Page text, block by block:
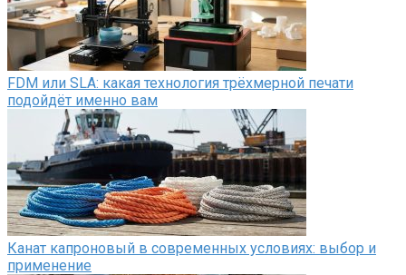
FDM или SLA: какая технология трёхмерной печати
подойдёт именно вам
Канат капроновый в современных условиях: выбор и
применение